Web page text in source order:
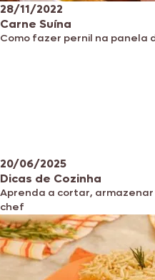
28/11/2022
Carne Suína
Como fazer pernil na panela
20/06/2025
Dicas de Cozinha
Aprenda a cortar, armazenar
chef